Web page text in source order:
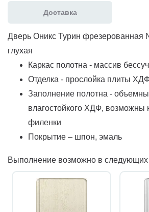
Доставка
Дверь Оникс Турин фрезерованная
глухая
Каркас полотна - массив
Отделка - прослойка плиты
Заполнение полотна -
влагостойкого ХДФ, возможны
филенки
Покрытие – шпон, эмаль
Выполнение возможно в следующих